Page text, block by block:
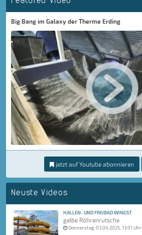
Big Bang im Galaxy der Therme Erding
jetzt auf Youtube abonnieren
Neuste Videos
HALLEN- UND FREIBAD WINGST
gelbe Röhrenrutsche
Donnerstag, 03.04.2025, 13:01 Uhr